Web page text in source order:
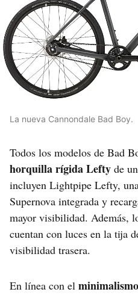
La nueva Cannondale Bad Boy.
Todos los modelos de Bad
horquilla rígida Lefty de
incluyen Lightpipe Lefty,
Supernova integrada y
mayor visibilidad. Además,
cuentan con luces en la tija
visibilidad trasera.
En línea con el minimalismo